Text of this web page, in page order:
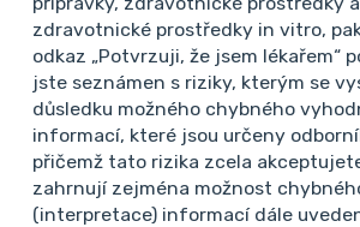
Další případy
zdravotnické prostředky in vitro,
odkaz „Potvrzuji, že jsem lékařem“
jste seznámen s riziky, kterým se
důsledku možného chybného
informací, které jsou určeny
přičemž tato rizika zcela
zahrnují zejména možnost
(interpretace) informací dále